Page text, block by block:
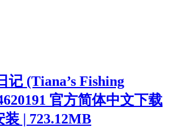
记 (Tiana’s Fishing
官方简体中文下载
| 723.12MB